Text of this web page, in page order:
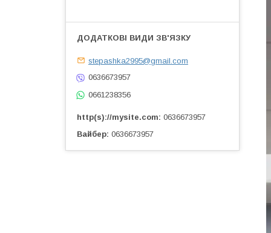
stepashka2995@gmail.com
0636673957
0661238356
http(s)://mysite.com 0636673957
Вайбер 0636673957